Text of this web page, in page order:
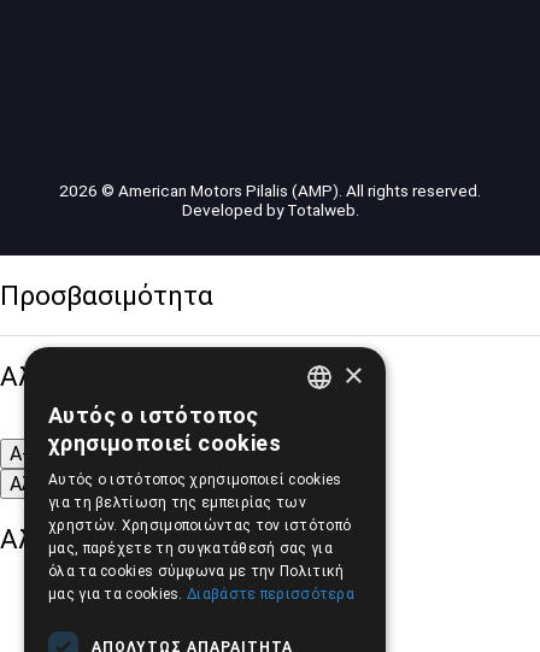
2026 © American Motors Pilalis (AMP). All rights reserved.
Developed byTotalweb
Προσβασιμότητα
Αλλαγή Μεγέθους
A- A+
A
Αλλαγή Γραμματοσειράς
Αλλαγή Χρώματος
×
Αυτός ο ιστότοπος
χρησιμοποιεί cookies
Αυτός ο ιστότοπος χρησιμοποιεί cookies
για τη βελτίωση της εμπειρίας των
χρηστών. Χρησιμοποιώντας τον ιστότοπό
μας, παρέχετε τη συγκατάθεσή σας για
όλα τα cookies σύμφωνα με την Πολιτική
μας για τα cookies. Διαβάστε περισσότερα
ΑΠΟΛΎΤΩΣ ΑΠΑΡΑΊΤΗΤΑ